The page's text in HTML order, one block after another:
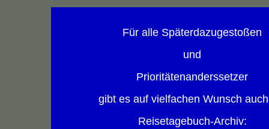
Für alle Späterdazugestoßen
und
Prioritätenanderssetzer
gibt es auf vielfachen Wunsch
Reisetagebuch-Archiv: